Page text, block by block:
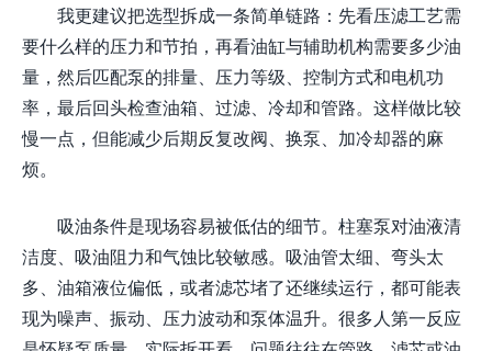
我更建议把选型拆成一条简单链路：先看压滤工艺需
要什么样的压力和节拍，再看油缸与辅助机构需要多少油
量，然后匹配泵的排量、压力等级、控制方式和电机功
率，最后回头检查油箱、过滤、冷却和管路。这样做比较
慢一点，但能减少后期反复改阀、换泵、加冷却器的麻
烦。
吸油条件是现场容易被低估的细节。柱塞泵对油液清
洁度、吸油阻力和气蚀比较敏感。吸油管太细、弯头太
多、油箱液位偏低，或者滤芯堵了还继续运行，都可能表
现为噪声、振动、压力波动和泵体温升。很多人第一反应